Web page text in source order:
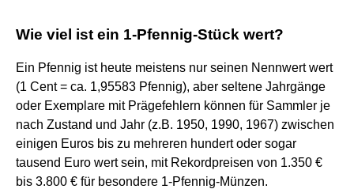
Wie viel ist ein 1-Pfennig-Stück wert?
Ein Pfennig ist heute meistens nur seinen Nennwert wert
(1 Cent = ca. 1,95583 Pfennig), aber seltene Jahrgänge
oder Exemplare mit Prägefehlern können für Sammler je
nach Zustand und Jahr (z.B. 1950, 1990, 1967) zwischen
einigen Euros bis zu mehreren hundert oder sogar
tausend Euro wert sein, mit Rekordpreisen von 1.350 €
bis 3.800 € für besondere 1-Pfennig-Münzen.